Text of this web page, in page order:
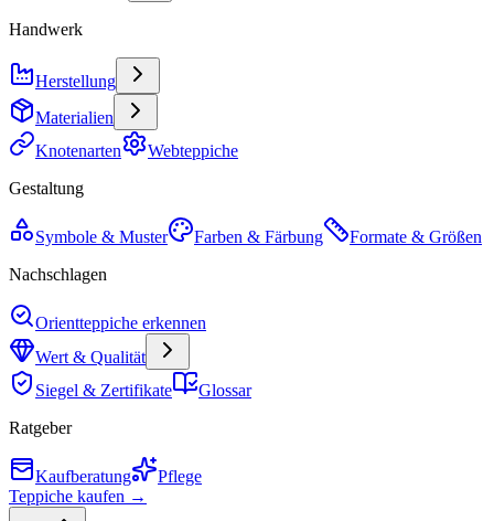
Handwerk
Herstellung
Materialien
Knotenarten
Webteppiche
Gestaltung
Symbole & Muster Farben & Färbung
Formate & Größen
Nachschlagen
Orientteppiche erkennen
Wert & Qualität
Siegel & Zertifikate
Glossar
Ratgeber
Kaufberatung
Pflege
Teppiche kaufen →